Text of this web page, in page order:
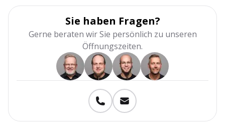
Sie haben Fragen?
Gerne beraten wir Sie persönlich zu unseren
Öffnungszeiten.